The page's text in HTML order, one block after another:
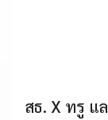
สธ. X ทรู แ